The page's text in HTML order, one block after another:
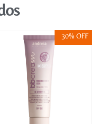
30% OFF